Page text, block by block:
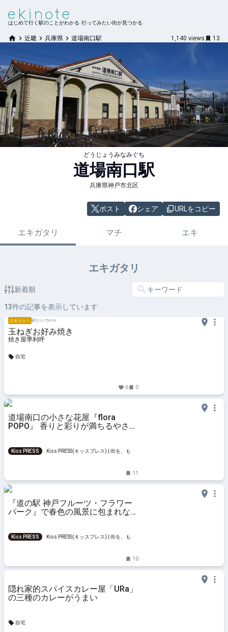
はじめて行く駅のことがわかる 行ってみたい街が見つかる
近畿 兵庫県 道場南口駅 1,140 views 13
どうじょうみなみぐち
道場南口駅
兵庫県神戸市北区
ポスト シェア URLをコピー
エキガタリ マチ エキ
エキガタリ
新着順
13件の記事を表示しています
エキメシ！ 駅から150 m
玉ねぎお好み焼き
焼き屋季利呼
自宅
6 0
道場南口の小さな花屋『flora
POPO』 香りと彩りが満ちるやさし
Kiss PRESS
Kiss PRESS(キッスプレス) | 街を、もっ
11
『道の駅 神戸フルーツ・フラワー
パーク』で春色の風景に包まれなが
Kiss PRESS
Kiss PRESS(キッスプレス) | 街を、もっ
10
隠れ家的スパイスカレー屋「URa」
の三種のカレーがうまい
自宅